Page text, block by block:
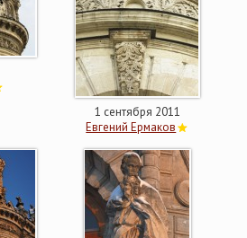
1 сентября 2011
Евгений Ермаков